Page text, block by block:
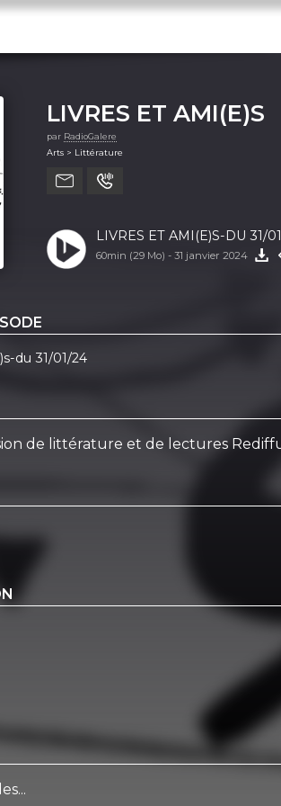
LIVRES ET AMI(E)S
par RadioGalere
Arts > Littérature
LIVRES ET AMI(E)S-DU 31/
60min (29 Mo) - 31 janvier 2024
du 31/01/24
de littérature et de lectures